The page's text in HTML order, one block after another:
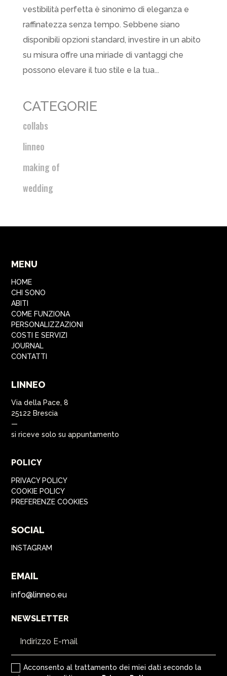
vestibilità perfetta è sinonimo di eleganza e
raffinatezza senza tempo. Sebbene siano
disponibili opzioni standard, investire in un abito
su misura offre una miriade di vantaggi che
possono elevare il tuo stile e la tua...
CATEGORIE
collabs
linneo
making of
wedding
MENU
HOME
CHI SONO
ABITI
COME FUNZIONA
PERSONALIZZAZIONI
COSTI E SERVIZI
JOURNAL
CONTATTI
LINNEO
Via della Pace, 8
25122 Brescia
—
si riceve solo su appuntamento
POLICY
PRIVACY POLICY
COOKIE POLICY
PREFERENZE COOKIES
SOCIAL
INSTAGRAM
EMAIL
info@linneo.eu
NEWSLETTER
Acconsento al trattamento dei miei dati secondo la